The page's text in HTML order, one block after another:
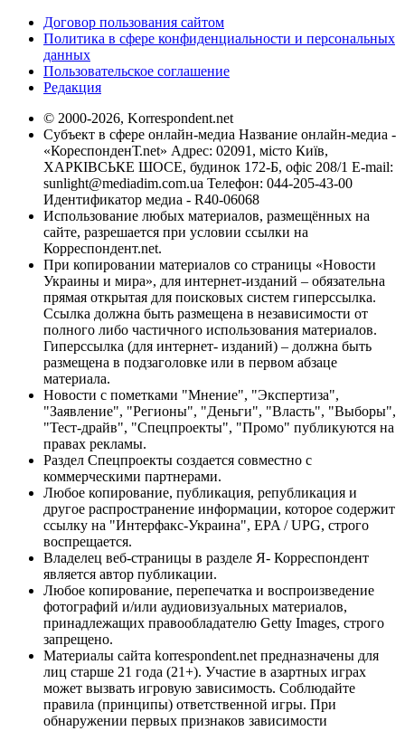
Договор пользования сайтом
Политика в сфере конфиденциальности и персональных
данных
Пользовательское соглашение
Редакция
© 2000-2026, Korrespondent.net
Субъект в сфере онлайн-медиа Название онлайн-медиа -
«КореспонденТ.net» Адрес: 02091, місто Київ,
ХАРКІВСЬКЕ ШОСЕ, будинок 172-Б, офіс 208/1 E-mail:
sunlight@mediadim.com.ua Телефон: 044-205-43-00
Идентификатор медиа - R40-06068
Использование любых материалов, размещённых на
сайте, разрешается при условии ссылки на
Корреспондент.net.
При копировании материалов со страницы «Новости
Украины и мира», для интернет-изданий – обязательна
прямая открытая для поисковых систем гиперссылка.
Ссылка должна быть размещена в независимости от
полного либо частичного использования материалов.
Гиперссылка (для интернет- изданий) – должна быть
размещена в подзаголовке или в первом абзаце
материала.
Новости с пометками "Мнение", "Экспертиза",
"Заявление", "Регионы", "Деньги", "Власть", "Выборы",
"Тест-драйв", "Спецпроекты", "Промо" публикуются на
правах рекламы.
Раздел Спецпроекты создается совместно с
коммерческими партнерами.
Любое копирование, публикация, републикация и
другое распространение информации, которое содержит
ссылку на "Интерфакс-Украина", EPA / UPG, строго
воспрещается.
Владелец веб-страницы в разделе Я- Корреспондент
является автор публикации.
Любое копирование, перепечатка и воспроизведение
фотографий и/или аудиовизуальных материалов,
принадлежащих правообладателю Getty Images, строго
запрещено.
Материалы сайта korrespondent.net предназначены для
лиц старше 21 года (21+). Участие в азартных играх
может вызвать игровую зависимость. Соблюдайте
правила (принципы) ответственной игры. При
обнаружении первых признаков зависимости